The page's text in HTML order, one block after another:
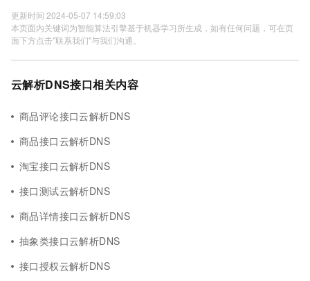
更新时间 2024-05-07 14:59:03
本页面内关键词为智能算法引擎基于机器学习所生成，如有任何问题，可在页
面下方点击"联系我们"与我们沟通。
云解析DNS接口相关内容
商品评论接口云解析DNS
商品接口云解析DNS
淘宝接口云解析DNS
接口测试云解析DNS
商品详情接口云解析DNS
抽象类接口云解析DNS
接口授权云解析DNS